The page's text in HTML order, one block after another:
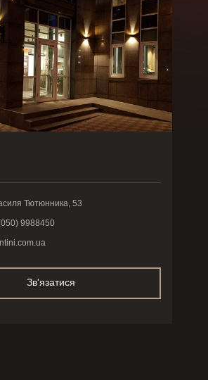
Тютюнника, 53
9988450
Зв'язатися